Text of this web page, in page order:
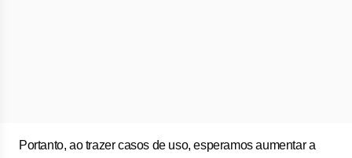
Portanto, ao trazer casos de uso, esperamos aumentar a